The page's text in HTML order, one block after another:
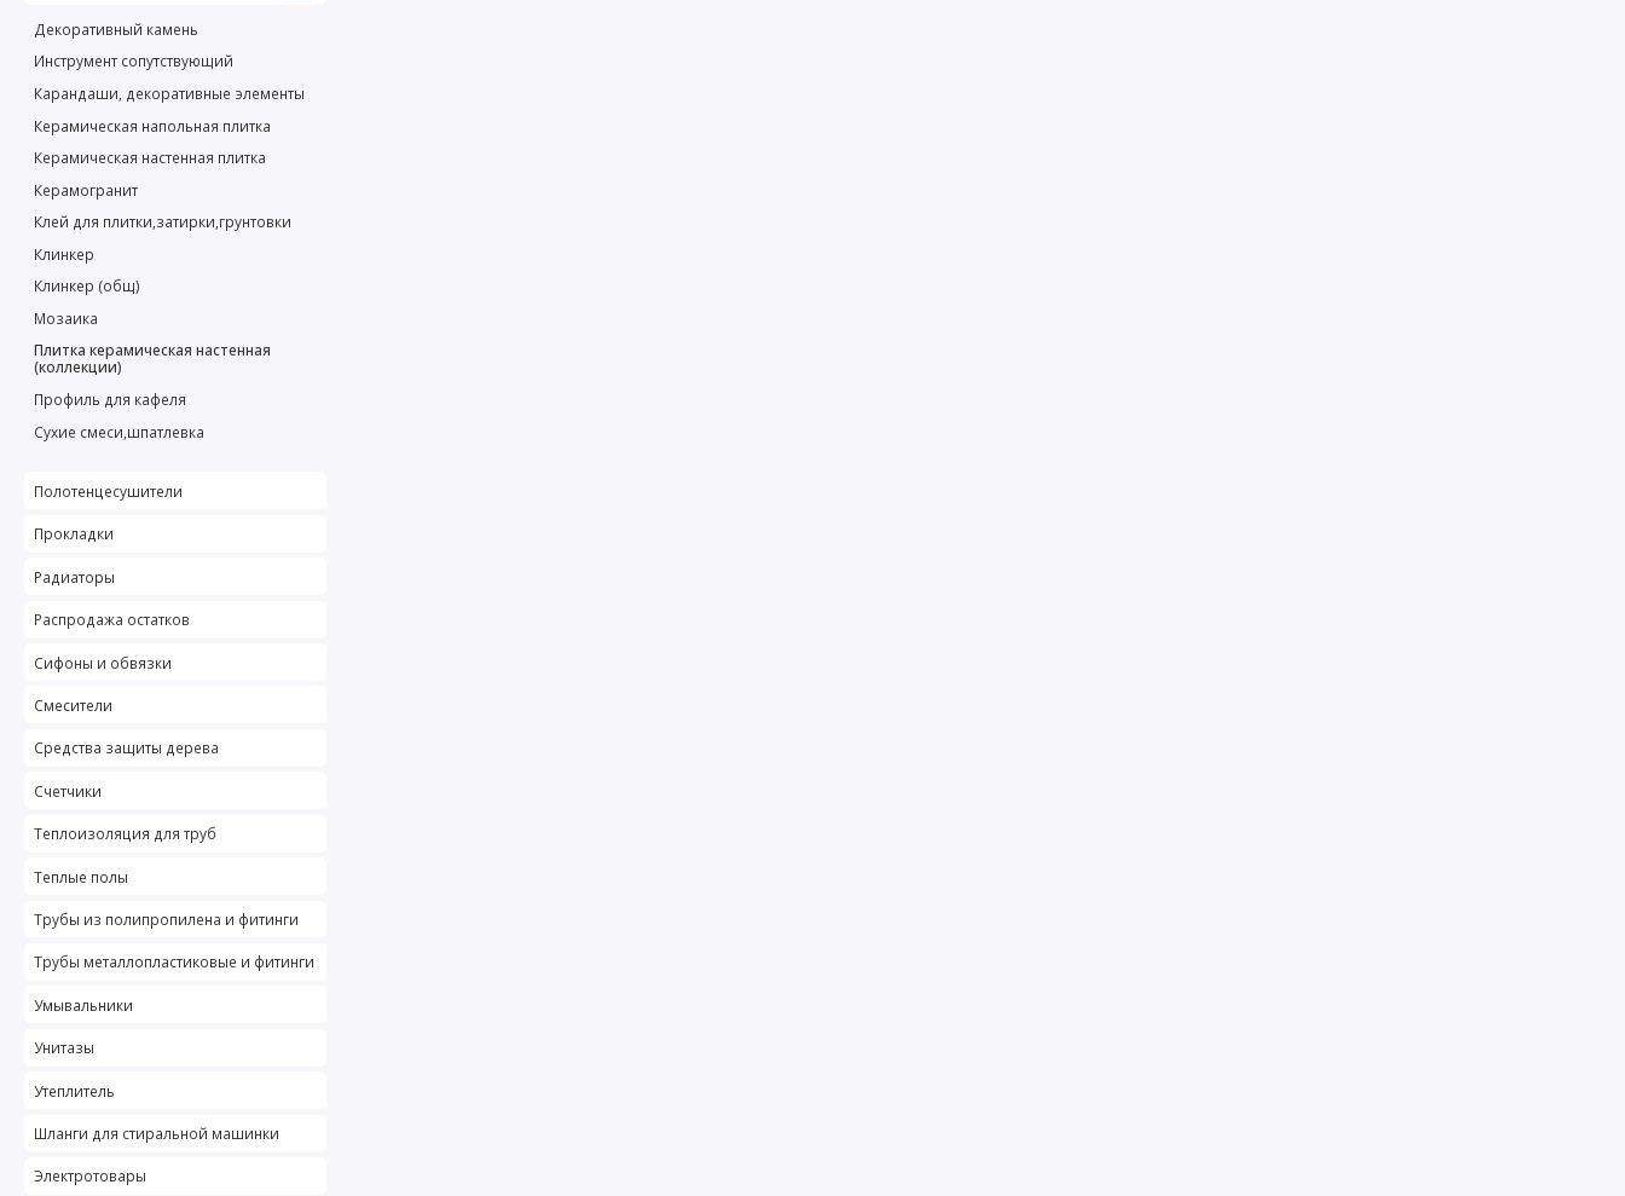
Декоративный камень
Инструмент сопутствующий
Карандаши, декоративные элементы
Керамическая напольная плитка
Керамическая настенная плитка
Керамогранит
Клей для плитки,затирки,грунтовки
Клинкер
Клинкер (общ)
Мозаика
Плитка керамическая настенная
(коллекции)
Профиль для кафеля
Сухие смеси,шпатлевка
Полотенцесушители
Прокладки
Радиаторы
Распродажа остатков
Сифоны и обвязки
Смесители
Средства защиты дерева
Счетчики
Теплоизоляция для труб
Теплые полы
Трубы из полипропилена и фитинги
Трубы металлопластиковые и фитинги
Умывальники
Унитазы
Утеплитель
Шланги для стиральной машинки
Электротовары